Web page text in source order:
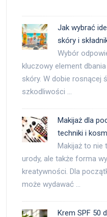
Jak wybrać
skóry i
Wybór
kluczowy element
skóry. W dobie rosnącej
szkodliwości …
Makijaż dla
techniki i
Makijaż to nie
urody, ale także forma
kreatywności. Dla
może wydawać …
Krem SPF 50